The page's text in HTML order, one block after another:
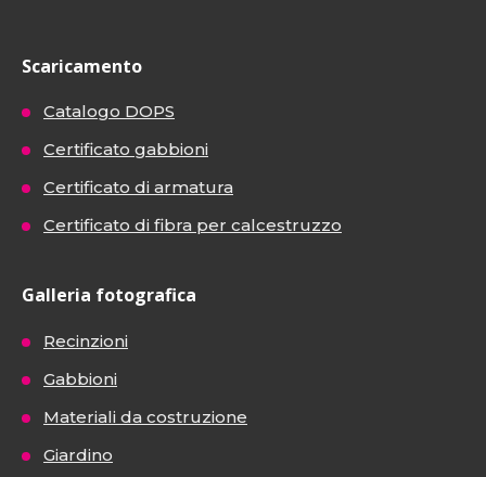
Scaricamento
Catalogo DOPS
Certificato gabbioni
Certificato di armatura
Certificato di fibra per calcestruzzo
Galleria fotografica
Recinzioni
Gabbioni
Materiali da costruzione
Giardino